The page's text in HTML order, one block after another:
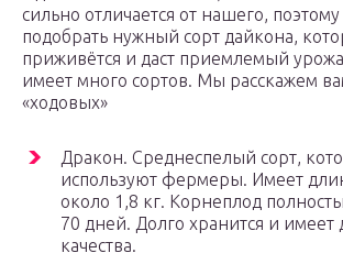
сильно отличается от нашего,
подобрать нужный сорт дайкона,
приживётся и даст приемлемый
имеет много сортов. Мы расскажем
«ходовых»
Дракон. Среднеспелый сорт,
используют фермеры. Имеет
около 1,8 кг. Корнеплод
70 дней. Долго хранится и имеет
качества.